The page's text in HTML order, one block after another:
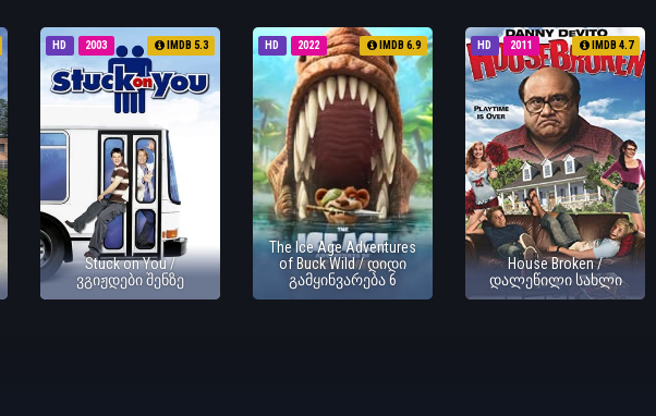
HD 2003 IMDB 5.3
Stuck on You /
ვგიჟდები შენზე
HD 2022 IMDB 6.9
The Ice Age Adventures
of Buck Wild / დიდი
გამყინვარება 6
HD 2011 IMDB 4.7
House Broken /
დალეწილი სახლი